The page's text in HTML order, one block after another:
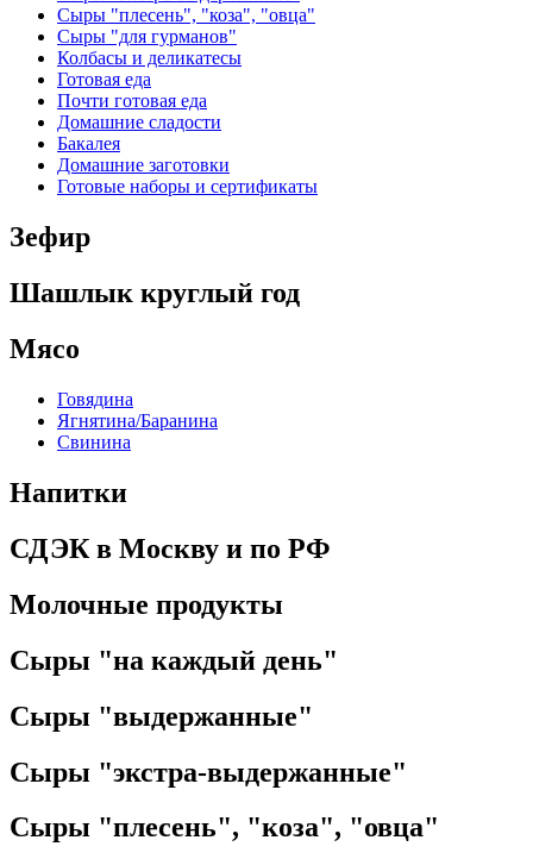
Сыры "плесень", "коза", "овца"
Сыры "для гурманов"
Колбасы и деликатесы
Готовая еда
Почти готовая еда
Домашние сладости
Бакалея
Домашние заготовки
Готовые наборы и сертификаты
Зефир
Шашлык круглый год
Мясо
Говядина
Ягнятина/Баранина
Свинина
Напитки
СДЭК в Москву и по РФ
Молочные продукты
Сыры "на каждый день"
Сыры "выдержанные"
Сыры "экстра-выдержанные"
Сыры "плесень", "коза", "овца"